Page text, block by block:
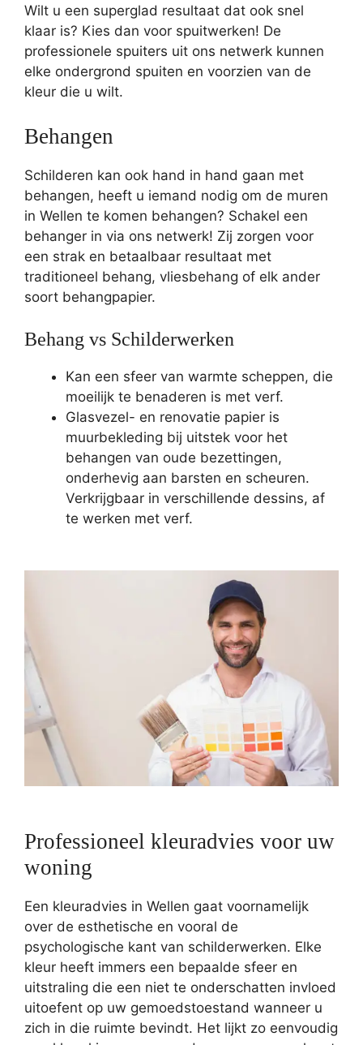
Wilt u een superglad resultaat dat ook snel
klaar is? Kies dan voor spuitwerken! De
professionele spuiters uit ons netwerk kunnen
elke ondergrond spuiten en voorzien van de
kleur die u wilt.
Behangen
Schilderen kan ook hand in hand gaan met
behangen, heeft u iemand nodig om de muren
in Wellen te komen behangen? Schakel een
behanger in via ons netwerk! Zij zorgen voor
een strak en betaalbaar resultaat met
traditioneel behang, vliesbehang of elk ander
soort behangpapier.
Behang vs Schilderwerken
Kan een sfeer van warmte scheppen, die
moeilijk te benaderen is met verf.
Glasvezel- en renovatie papier is
muurbekleding bij uitstek voor het
behangen van oude bezettingen,
onderhevig aan barsten en scheuren.
Verkrijgbaar in verschillende dessins, af
te werken met verf.
Professioneel kleuradvies voor uw
woning
Een kleuradvies in Wellen gaat voornamelijk
over de esthetische en vooral de
psychologische kant van schilderwerken. Elke
kleur heeft immers een bepaalde sfeer en
uitstraling die een niet te onderschatten invloed
uitoefent op uw gemoedstoestand wanneer u
zich in die ruimte bevindt. Het lijkt zo eenvoudig